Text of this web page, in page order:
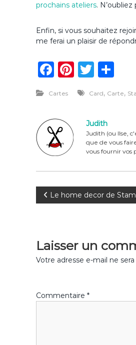
prochains ateliers.
Enfin, si vous souhaitez
me ferai un plaisir de
F
c
e
b
o
k
Pi
n
te
re
st
T
it
te
r
ta
er
Cartes Card, Carte,
Judith
Judith (ou Ilse,
que de vous
vous fournir vos
N
v
i
Le home decor de
Laisser un
Votre adresse e-mail ne
Commentaire *